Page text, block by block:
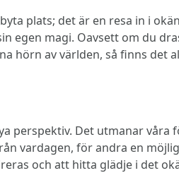
plats; det är en resa in i
egen magi. Oavsett om du
hörn av världen, så finns det
perspektiv. Det utmanar våra
vardagen, för andra en
och att hitta glädje i det